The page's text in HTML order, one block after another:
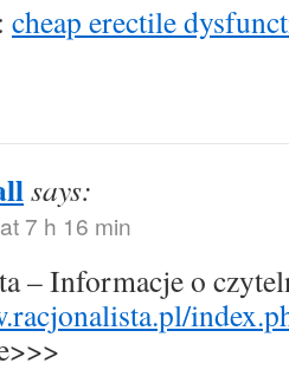
cheap erectile
says:
7 h 16 min
– Informacje o